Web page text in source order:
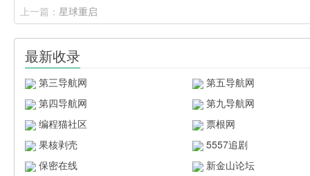
上一篇： 星球重启
最新收录
第三导航网
第五导航网
第四导航网
第九导航网
编程猫社区
票根网
果核剥壳
5557追剧
保密在线
新金山论坛